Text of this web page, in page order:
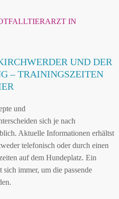
IN
UND DER
– TRAININGSZEITEN
und
sich je nach
Aktuelle Informationen erhältst
telefonisch oder durch einen
auf dem Hundeplatz. Ein
sich immer, um die passende